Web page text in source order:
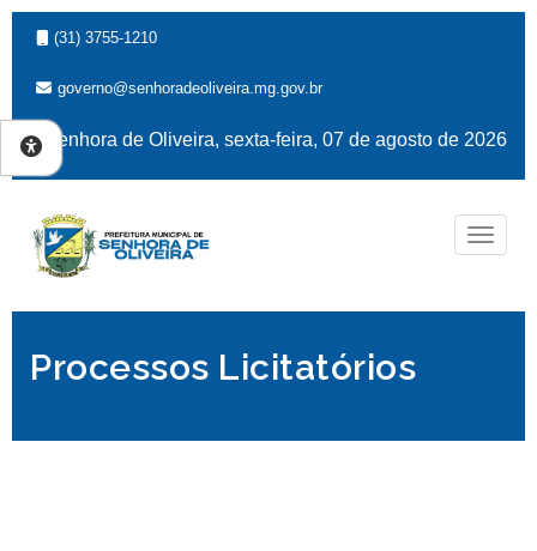
(31) 3755-1210
governo@senhoradeoliveira.mg.gov.br
Senhora de Oliveira, sexta-feira, 07 de agosto de 2026
Processos Licitatórios